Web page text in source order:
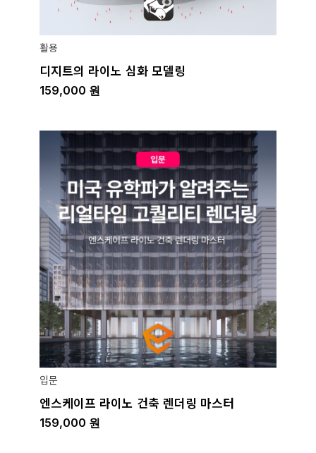
활용
디지트의 라이노 심화 모델링
159,000 원
입문
엔스케이프 라이노 건축 렌더링 마스터
159,000 원